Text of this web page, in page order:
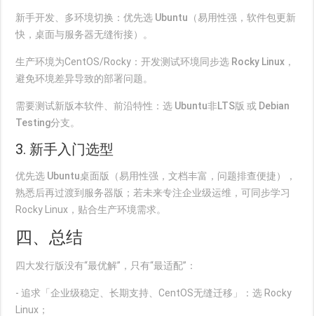
新手开发、多环境切换：优先选 Ubuntu （易用性强，软件包更新
快，桌面与服务器无缝衔接）。
生产环境为CentOS/Rocky：开发测试环境同步选 Rocky Linux ，
避免环境差异导致的部署问题。
需要测试新版本软件、前沿特性：选 Ubuntu非LTS版 或 Debian
Testing分支。
3. 新手入门选型
优先选 Ubuntu桌面版 （易用性强，文档丰富，问题排查便捷），
熟悉后再过渡到服务器版；若未来专注企业级运维，可同步学习
Rocky Linux，贴合生产环境需求。
四、总结
四大发行版没有“最优解”，只有“最适配”：
- 追求「企业级稳定、长期支持、CentOS无缝迁移」：选 Rocky
Linux；